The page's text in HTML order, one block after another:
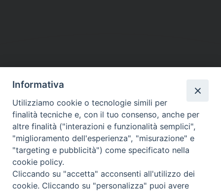
DIOCESI SUBURBICARIA DI ALBANO
Contatti:Tel.: 06.93268401 - Fax.: 06.9323844
E-mail:curia@diocesidialbano.it
Orari: dal Lunedì al Venerdì Ore: 9:00 - 13:00
Lunedì, Mercoledì e Venerdì, Ore 9:30 - 12:30
Informativa
Utilizziamo cookie o tecnologie simili per
finalità tecniche e, con il tuo consenso, anche per
altre finalità ("interazioni e funzionalità semplici",
"miglioramento dell'esperienza", "misurazione" e
"targeting e pubblicità") come specificato nella
cookie policy.
Cliccando su "accetta" acconsenti all'utilizzo dei
cookie. Cliccando su "personalizza" puoi avere